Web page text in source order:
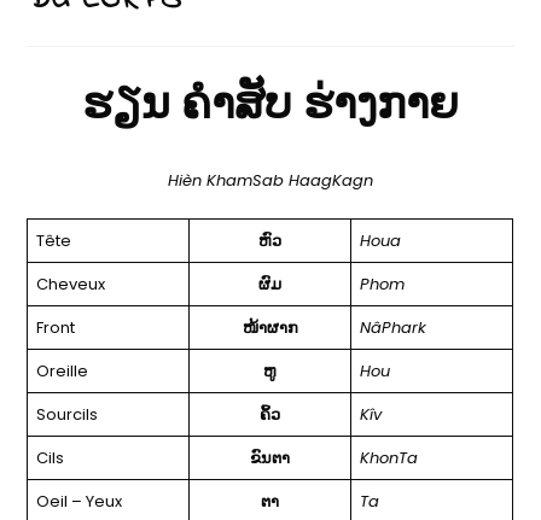
ຮຽນ ຄຳສັບ ຮ່າງກາຍ
Hièn KhamSab HaagKagn
Tête ຫົວ
Houa
Cheveux
ຜົມ
Phom
Front
ໜ້າຜາກ
NâPhark
Oreille
ຫູ
Hou
Sourcils
ຄິ້ວ
Kîv
Cils
ຂົນຕາ
KhonTa
Oeil – Yeux
ຕາ
Ta